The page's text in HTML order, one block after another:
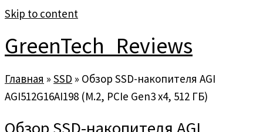
Skip to content
GreenTech_Reviews
Главная » SSD » Обзор SSD-накопителя AGI
AGI512G16AI198 (M.2, PCIe Gen3 x4, 512 ГБ)
Обзор SSD-накопителя AGI